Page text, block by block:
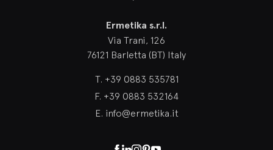
Ermetika s.r.l.
Via Trani, 126
76121 Barletta (BT) Italy
T. +39 0883 535781
F. +39 0883 532164
E. info@ermetika.it